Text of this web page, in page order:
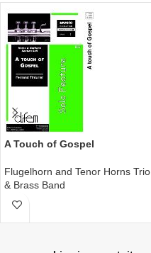
A Touch of Gospel
Flugelhorn and Tenor Horns Trio
& Brass Band